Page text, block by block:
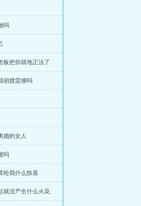
吗
板把你就地正法了
胡搅蛮缠吗
婚的女人
吗
给我什么惊喜
就没产生什么火花